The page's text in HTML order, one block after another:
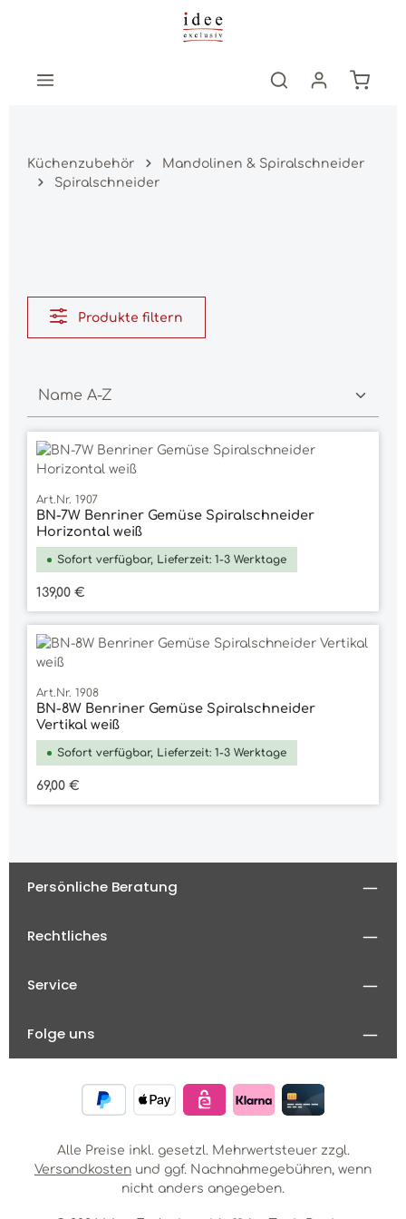
Zum Hauptinhalt springen
Küchenzubehör
Mandolinen & Spiralschneider
Spiralschneider
Produkte filtern
Art.Nr. 1907
BN-7W Benriner Gemüse Spiralschneider
Horizontal weiß
Sofort verfügbar, Lieferzeit: 1-3 Werktage
Regulärer Preis:
139,00 €
Art.Nr. 1908
BN-8W Benriner Gemüse Spiralschneider
Vertikal weiß
Sofort verfügbar, Lieferzeit: 1-3 Werktage
Regulärer Preis:
69,00 €
Persönliche Beratung
Rechtliches
Service
Folge uns
Alle Preise inkl. gesetzl. Mehrwertsteuer zzgl.
Versandkosten und ggf. Nachnahmegebühren, wenn
nicht anders angegeben.